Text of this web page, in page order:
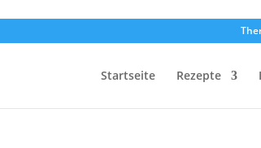
Startseite Rezepte